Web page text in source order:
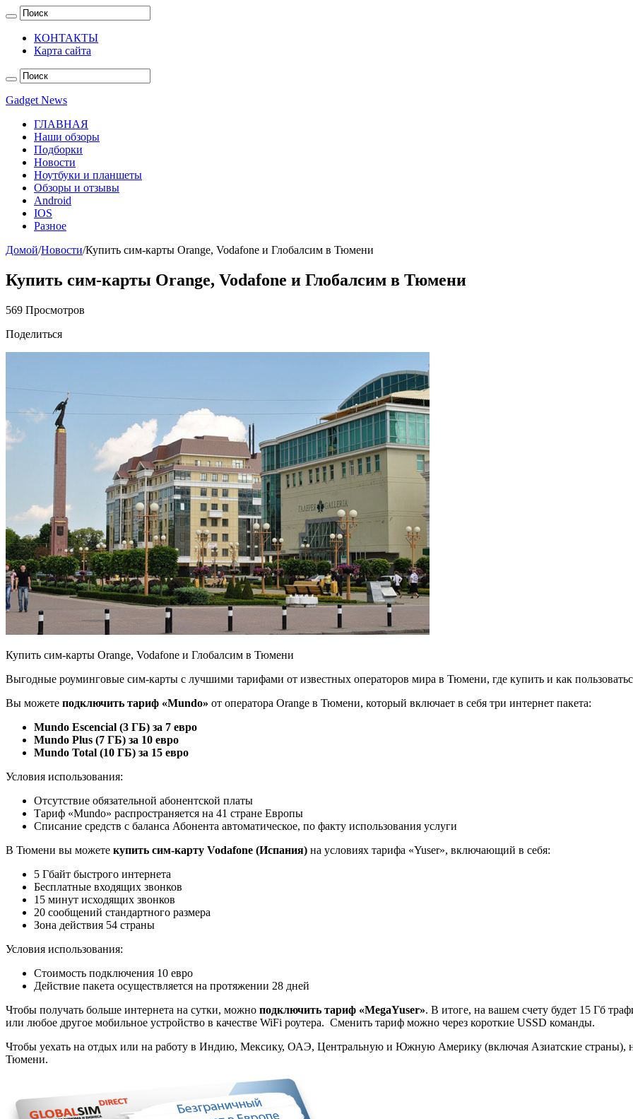
КОНТАКТЫ
Карта сайта
Gadget News
ГЛАВНАЯ
Наши обзоры
Подборки
Новости
Ноутбуки и планшеты
Обзоры и отзывы
Android
IOS
Разное
Домой/Новости/Купить сим-карты Orange, Vodafone и Глобалсим в Тюмени
Купить сим-карты Orange, Vodafone и Глобалсим в Тюмени
569 Просмотров
Поделиться
Купить сим-карты Orange, Vodafone и Глобалсим в Тюмени
Выгодные роуминговые сим-карты с лучшими тарифами от известных операторов мира в Тюмени, где купить и как
Вы можете подключить тариф «Mundo» от оператора Orange в Тюмени, который включает в себя три интернет пакета:
Mundo Escencial (3 ГБ) за 7 евро
Mundo Plus (7 ГБ) за 10 евро
Mundo Total (10 ГБ) за 15 евро
Условия использования:
Отсутствие обязательной абонентской платы
Тариф «Mundo» распространяется на 41 странe Европы
Списание средств с баланса Абонента автоматическое, по факту использования услуги
В Тюмени вы можете купить сим-карту Vodafone (Испания) на условиях тарифа «Yuser», включающий в себя:
5 Гбайт быстрого интернета
Бесплатные входящих звонков
15 минут исходящих звонков
20 сообщений стандартного размера
Зона действия 54 страны
Условия использования:
Стоимость подключения 10 евро
Действие пакета осуществляется на протяжении 28 дней
Чтобы получать больше интернета на сутки, можно подключить тариф «MegaYuser». В итоге, на вашем счету будет 15 Гб
или любое другое мобильное устройство в качестве WiFi роутера. Сменить тариф можно через короткие USSD команды.
Чтобы уехать на отдых или на работу в Индию, Мексику, ОАЭ, Центральную и Южную Америку (включая Азиатские страны),
Тюмени.